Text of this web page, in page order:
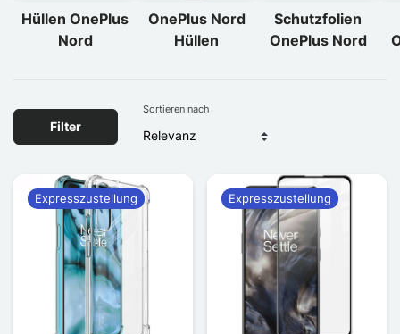
Hüllen OnePlus
Nord
OnePlus Nord
Hüllen
Schutzfolien
OnePlus Nord
Filter
Sortieren nach
Expresszustellung Expresszustellung